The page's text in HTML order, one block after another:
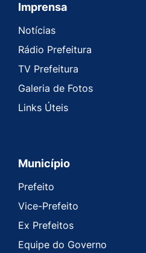
Seção do Rodapé e
Imprensa
Notícias
Rádio Prefeitura
TV Prefeitura
Galeria de Fotos
Links Úteis
Município
Prefeito
Vice-Prefeito
Ex Prefeitos
Equipe do Governo